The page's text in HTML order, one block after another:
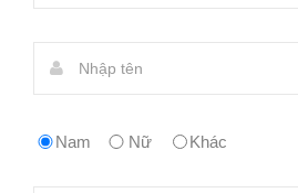
Nam Nữ Khác